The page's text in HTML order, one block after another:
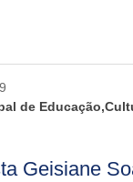
de
Geisiane